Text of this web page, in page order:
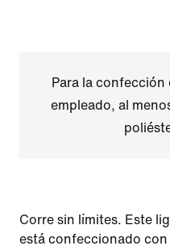
Para la
empleado, al
Corre sin límites. Este
está confeccionado con